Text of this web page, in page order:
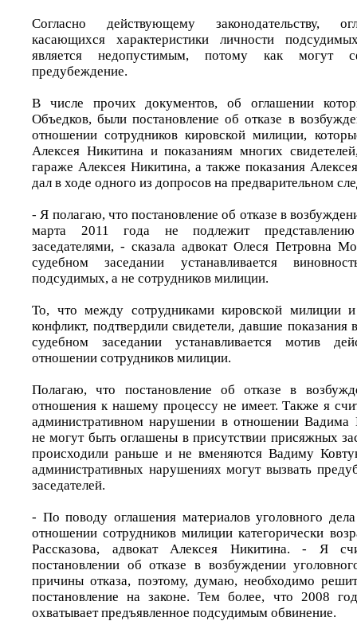
Согласно действующему законодательству,
касающихся характеристики личности
является недопустимым, потому как могут
предубеждение.
В числе прочих документов, об оглашении
Объедков, были постановление об отказе в
отношении сотрудников кировской милиции,
Алексея Никитина и показаниям многих
гараже Алексея Никитина, а также показания
дал в ходе одного из допросов на предварительном
- Я полагаю, что постановление об отказе в
марта 2011 года не подлежит
заседателями, - сказала адвокат Олеся Петровна
судебном заседании устанавливается
подсудимых, а не сотрудников милиции.
То, что между сотрудниками кировской милиции
конфликт, подтвердили свидетели, давшие
судебном заседании устанавливается мотив
отношении сотрудников милиции.
Полагаю, что постановление об отказе в
отношения к нашему процессу не имеет. Также я
административном нарушении в отношении Вадима
не могут быть оглашены в присутствии присяжных
происходили раньше и не вменяются Вадиму
административных нарушениях могут вызвать
заседателей.
- По поводу оглашения материалов уголовного
отношении сотрудников милиции категорически
Рассказова, адвокат Алексея Никитина. - Я
постановлении об отказе в возбуждении
причины отказа, поэтому, думаю, необходимо
постановление на законе. Тем более, что 2008
охватывает предъявленное подсудимым обвинение.